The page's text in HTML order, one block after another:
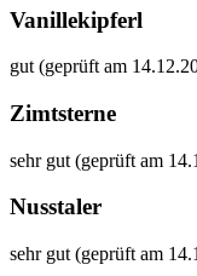
Vanillekipferl
gut (geprüft am
Zimtsterne
sehr gut (geprüft am
Nusstaler
sehr gut (geprüft am